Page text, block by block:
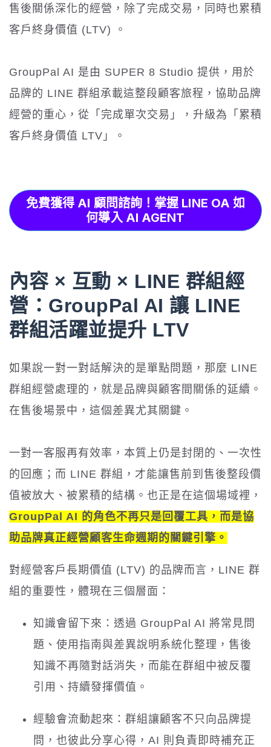
售後關係深化的經營，除了完成交易，同時也累積
客戶終身價值 (LTV) 。
GroupPal AI 是由 SUPER 8 Studio 提供，用於
品牌的 LINE 群組承載這整段顧客旅程，協助品牌
經營的重心，從「完成單次交易」，升級為「累積
客戶終身價值 LTV」。
免費獲得 AI 顧問諮詢！掌握 LINE OA 如
何導入 AI AGENT
內容 × 互動 × LINE 群組經
營：GroupPal AI 讓 LINE
群組活躍並提升 LTV
如果說一對一對話解決的是單點問題，那麼 LINE
群組經營處理的，就是品牌與顧客間關係的延續。
在售後場景中，這個差異尤其關鍵。
一對一客服再有效率，本質上仍是封閉的、一次性
的回應；而 LINE 群組，才能讓售前到售後整段價
值被放大、被累積的結構。也正是在這個場域裡，
GroupPal AI 的角色不再只是回覆工具，而是協
助品牌真正經營顧客生命週期的關鍵引擎。
對經營客戶長期價值 (LTV) 的品牌而言，LINE 群
組的重要性，體現在三個層面：
知識會留下來：透過 GroupPal AI 將常見問
題、使用指南與差異說明系統化整理，售後
知識不再隨對話消失，而能在群組中被反覆
引用、持續發揮價值。
經驗會流動起來：群組讓顧客不只向品牌提
問，也彼此分享心得，AI 則負責即時補充正